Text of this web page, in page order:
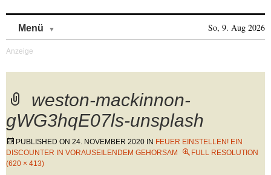
Menü So, 9. Aug 2026
weston-mackinnon-
gWG3hqE07ls-unsplash
PUBLISHED ON 24. NOVEMBER 2020 IN FEUER EINSTELLEN! EIN
DISCOUNTER IN VORAUSEILENDEM GEHORSAM
FULL RESOLUTION
(620 × 413)